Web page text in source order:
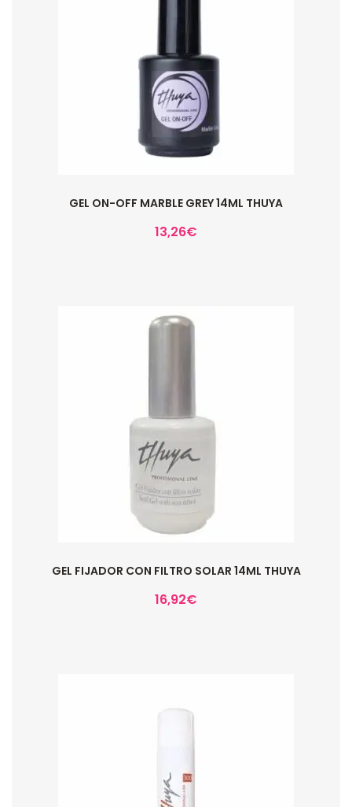
GEL ON-OFF MARBLE GREY 14ML THUYA
13,26€
GEL FIJADOR CON FILTRO SOLAR 14ML THUYA
16,92€